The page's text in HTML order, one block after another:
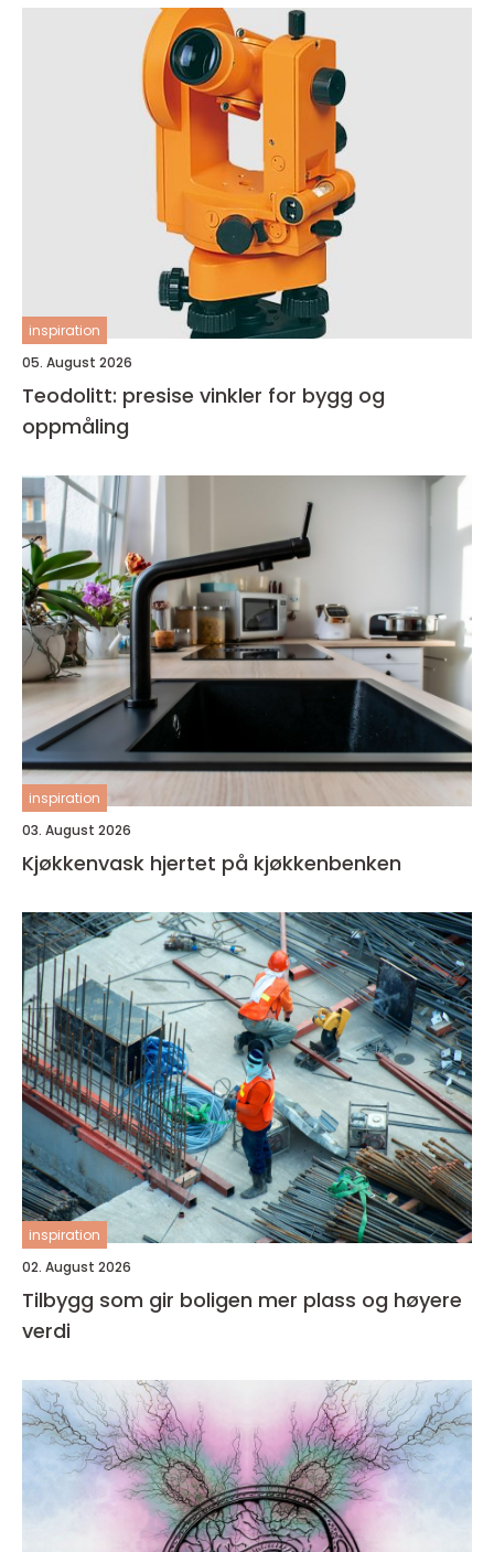
inspiration
05. August 2026
Teodolitt: presise vinkler for bygg og
oppmåling
inspiration
03. August 2026
Kjøkkenvask hjertet på kjøkkenbenken
inspiration
02. August 2026
Tilbygg som gir boligen mer plass og høyere
verdi